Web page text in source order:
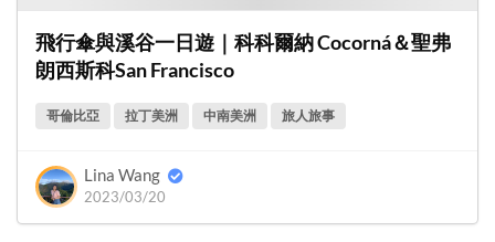
飛行傘與溪谷一日遊｜科科爾納 Cocorná＆聖弗
朗西斯科San Francisco
哥倫比亞 拉丁美洲 中南美洲 旅人旅事
Lina Wang
2023/03/20